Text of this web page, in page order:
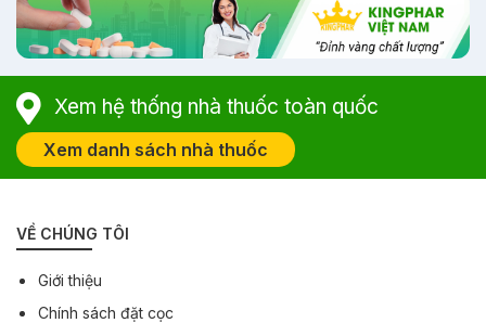
Xem hệ thống nhà thuốc toàn quốc
Xem danh sách nhà thuốc
VỀ CHÚNG TÔI
Giới thiệu
Chính sách đặt cọc